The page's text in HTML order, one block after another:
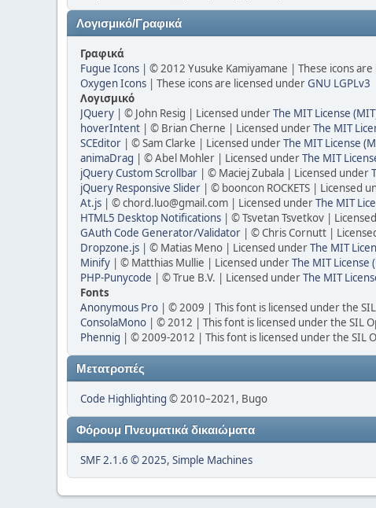
Λογισμικό/Γραφικά
Γραφικά
Fugue Icons | © 2012 Yusuke Kamiyamane | These icons
Oxygen Icons | These icons are licensed underGNU LGPLv3
Λογισμικό
JQuery | © John Resig | Licensed underThe MIT License
hoverIntent | © Brian Cherne | Licensed underThe MIT
SCEditor | © Sam Clarke | Licensed underThe MIT License
animaDrag | © Abel Mohler | Licensed underThe MIT
jQuery Custom Scrollbar | © Maciej Zubala | Licensed under
jQuery Responsive Slider | © booncon ROCKETS | Licensed
At.js | © chord.luo@gmail.com | Licensed underThe MIT
HTML5 Desktop Notifications | © Tsvetan Tsvetkov |
GAuth Code Generator/Validator | © Chris Cornutt |
Dropzone.js | © Matias Meno | Licensed underThe MIT
Minify | © Matthias Mullie | Licensed underThe MIT License
PHP-Punycode | © True B.V. | Licensed underThe MIT
Fonts
Anonymous Pro | © 2009 | This font is licensed under the
ConsolaMono | © 2012 | This font is licensed under the SIL
Phennig | © 2009-2012 | This font is licensed under the SIL
Μετατροπές
Code Highlighting © 2010–2021, Bugo
Φόρουμ Πνευματικά δικαιώματα
SMF 2.1.6 © 2025, Simple Machines